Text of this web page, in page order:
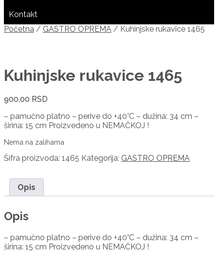
Kontakt
Početna / GASTRO OPREMA / Kuhinjske rukavice 1465
Kuhinjske rukavice 1465
900,00 RSD
– pamučno platno – perive do +40°C – dužina: 34 cm –
širina: 15 cm Proizvedeno u NEMAČKOJ !
Nema na zalihama
Šifra proizvoda: 1465 Kategorija: GASTRO OPREMA
Opis
Opis
– pamučno platno – perive do +40°C – dužina: 34 cm –
širina: 15 cm Proizvedeno u NEMAČKOJ !